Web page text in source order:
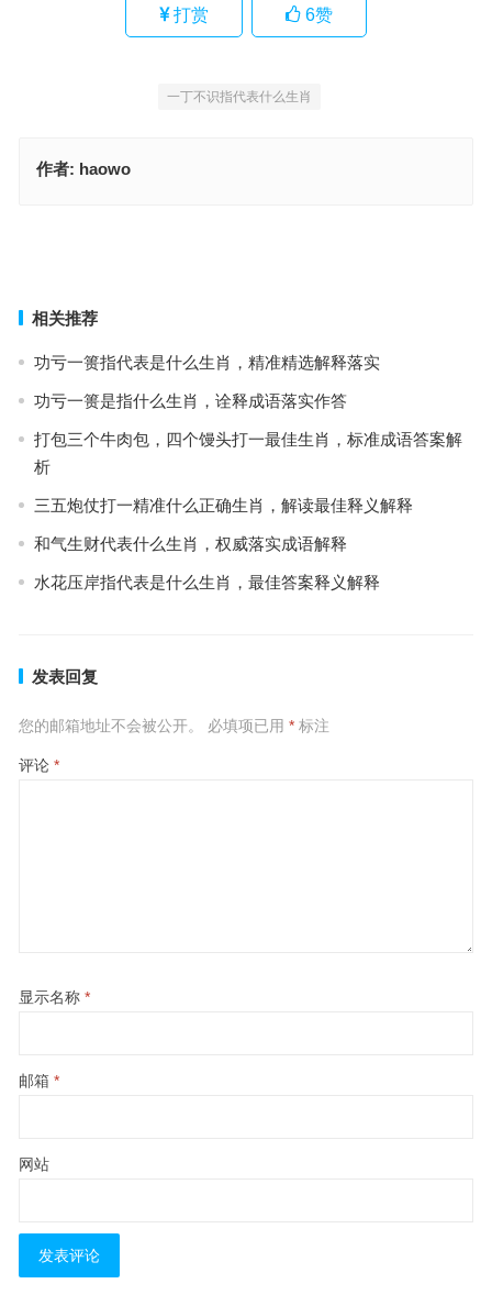
打赏 6赞
一丁不识指代表什么生肖
作者: haowo
相关推荐
功亏一篑指代表是什么生肖，精准精选解释落实
功亏一篑是指什么生肖，诠释成语落实作答
打包三个牛肉包，四个馒头打一最佳生肖，标准成语答案解
析
三五炮仗打一精准什么正确生肖，解读最佳释义解释
和气生财代表什么生肖，权威落实成语解释
水花压岸指代表是什么生肖，最佳答案释义解释
发表回复
您的邮箱地址不会被公开。 必填项已用 *标注
评论 *
显示名称 *
邮箱 *
网站